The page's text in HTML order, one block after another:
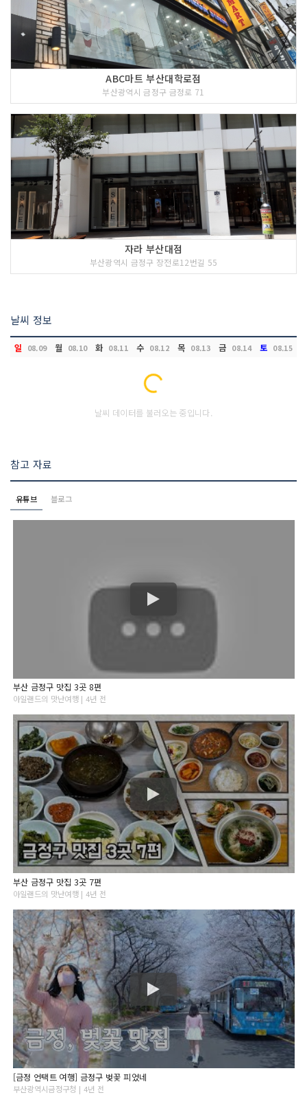
ABC마트 부산대학로점
부산광역시 금정구 금정로 71
자라 부산대점
부산광역시 금정구 장전로12번길 55
날씨 정보
일 08.09 월 08.10 화 08.11 수 08.12 목 08.13 금 08.14 토 08.15
Loading...
날씨 데이터를 불러오는 중입니다.
참고 자료
유튜브 블로그
부산 금정구 맛집 3곳 8편
아일랜드의 맛난여행 | 4년 전
부산 금정구 맛집 3곳 7편
아일랜드의 맛난여행 | 4년 전
[금정 언택트 여행] 금정구 벚꽃 피었네
부산광역시금정구청 | 4년 전